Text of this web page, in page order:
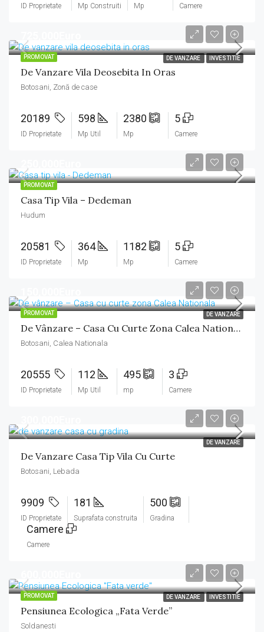
ID Proprietate Mp Construiti Mp Camere
PROMOVAT DE VANZARE INVESTITIE
De Vanzare Vila Deosebita In Oras
Botosani, Zonă de case
20189
ID Proprietate
598
Mp Util
2380
Mp
5
Camere
PROMOVAT
Casa Tip Vila – Dedeman
Hudum
20581
ID Proprietate
364
Mp
1182
Mp
5
Camere
PROMOVAT DE VANZARE
De Vânzare – Casa Cu Curte Zona Calea Nationala
Botosani, Calea Nationala
20555
ID Proprietate
112
Mp Util
495
mp
3
Camere
DE VANZARE
De Vanzare Casa Tip Vila Cu Curte
Botosani, Lebada
9909
ID Proprietate
181
Suprafata construita
500
Gradina
Camere
Camere
PROMOVAT DE VANZARE INVESTITIE
Pensiunea Ecologica „Fata Verde”
Soldanesti